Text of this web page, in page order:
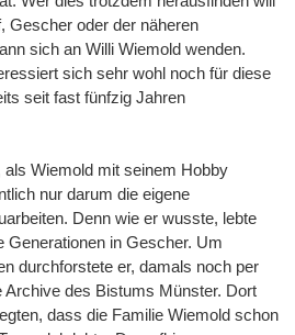
Gescher oder der näheren
sich an Willi Wiemold wenden.
sich sehr wohl noch für diese
seit fast fünfzig Jahren
Wiemold mit seinem Hobby
nur darum die eigene
Denn wie er wusste, lebte
Generationen in Gescher. Um
durchforstete er, damals noch per
Archive des Bistums Münster. Dort
dass die Familie Wiemold schon